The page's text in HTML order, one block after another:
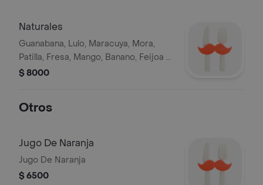
Naturales
Guanabana, Lulo, Maracuya, Mora,
Patilla, Fresa, Mango, Banano, Feijoa O
Pina
$ 8000
Otros
Jugo De Naranja
Jugo De Naranja
$ 6500